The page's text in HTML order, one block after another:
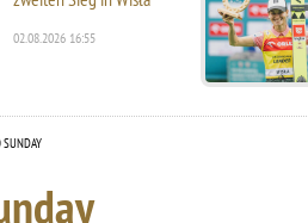
02.08.2026 16:55
SUNDAY